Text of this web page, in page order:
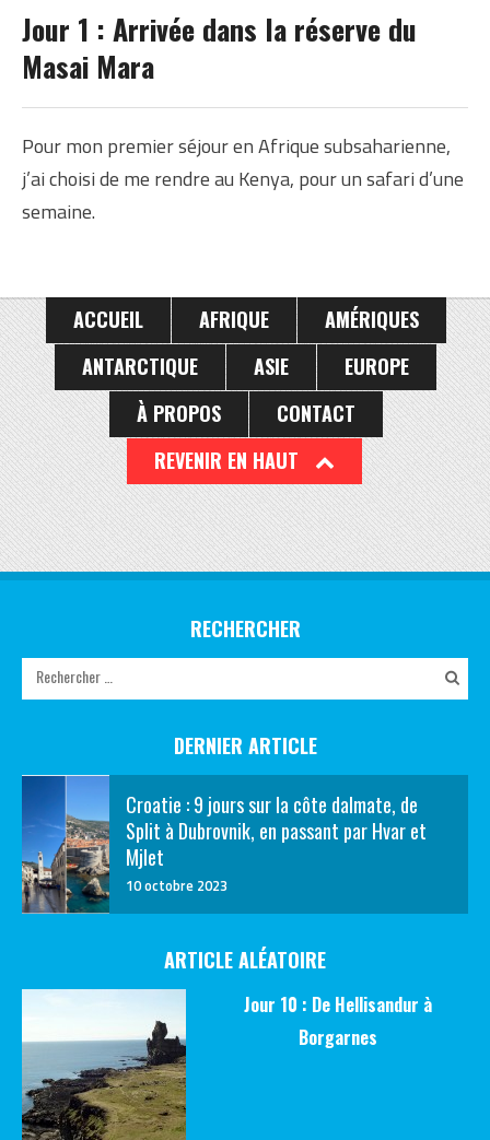
KENYA
Jour 1 : Arrivée dans la réserve du
Masai Mara
Pour mon premier séjour en Afrique subsaharienne,
j’ai choisi de me rendre au Kenya, pour un safari d’une
semaine.
ACCUEIL AFRIQUE
AMÉRIQUES
ANTARCTIQUE
ASIE
EUROPE
À PROPOS
CONTACT
REVENIR EN HAUT
RECHERCHER
DERNIER ARTICLE
Croatie : 9 jours sur la côte dalmate, de
Split à Dubrovnik, en passant par Hvar et
Mjlet
10 octobre 2023
ARTICLE ALÉATOIRE
Jour 10 : De Hellisandur à
Borgarnes